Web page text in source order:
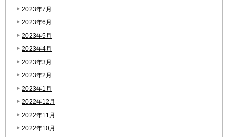
2023年7月
2023年6月
2023年5月
2023年4月
2023年3月
2023年2月
2023年1月
2022年12月
2022年11月
2022年10月